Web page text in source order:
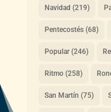
Navidad (219)
Pentecostés(68)
Popular(246)
Ritmo(258)
San Martín (75)